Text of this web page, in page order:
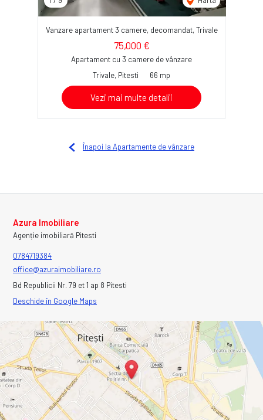
Vanzare apartament 3 camere, decomandat, Trivale
75,000 €
Apartament cu 3 camere de vânzare
Trivale, Pitesti
66 mp
Vezi mai multe detalii
Înapoi la Apartamente de vânzare
Azura Imobiliare
Agenție imobiliară Pitesti
0784719384
office@azuraimobiliare.ro
Bd Republicii Nr. 79 et 1 ap 8 Pitesti
Deschide în Google Maps